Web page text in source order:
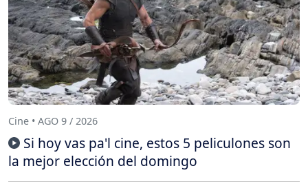
Cine • AGO 9 / 2026
Si hoy vas pa'l cine, estos 5 peliculones son
la mejor elección del domingo